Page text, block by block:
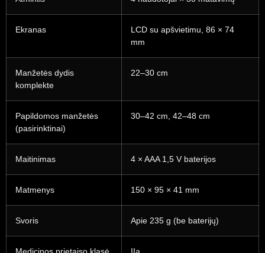
Ekranas
LCD su apšvietimu, 86 × 74
mm
Manžetės dydis
komplekte
22–30 cm
Papildomos manžetės
(pasirinktinai)
30–42 cm, 42–48 cm
Maitinimas 4 × AAA 1,5 V baterijos
Matmenys 150 × 95 × 41 mm
Svoris Apie 235 g (be baterijų)
Medicinos prietaiso klasė IIa